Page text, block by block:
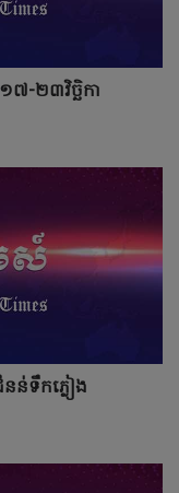
៧-២៣វិច្ឆិកា
ន់ទឹកភ្លៀង